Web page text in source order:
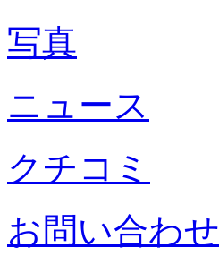
写真
ニュース
クチコミ
お問い合わせ